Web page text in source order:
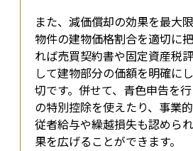
また、減価償却の効果を最大
物件の建物価格割合を適切に
れば売買契約書や固定資産税
して建物部分の価額を明確に
切です。併せて、青色申告を
の特別控除を使えたり、事業
従者給与や繰越損失も認めら
果を広げることができます。